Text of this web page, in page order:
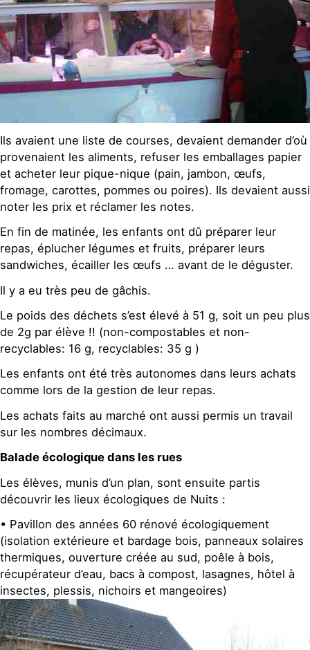
Ils avaient une liste de courses, devaient demander d’où
provenaient les aliments, refuser les emballages papier
et acheter leur pique-nique (pain, jambon, œufs,
fromage, carottes, pommes ou poires). Ils devaient aussi
noter les prix et réclamer les notes.
En fin de matinée, les enfants ont dû préparer leur
repas, éplucher légumes et fruits, préparer leurs
sandwiches, écailler les œufs … avant de le déguster.
Il y a eu très peu de gâchis.
Le poids des déchets s’est élevé à 51 g, soit un peu plus
de 2g par élève !! (non-compostables et non-
recyclables: 16 g, recyclables: 35 g )
Les enfants ont été très autonomes dans leurs achats
comme lors de la gestion de leur repas.
Les achats faits au marché ont aussi permis un travail
sur les nombres décimaux.
Balade écologique dans les rues
Les élèves, munis d’un plan, sont ensuite partis
découvrir les lieux écologiques de Nuits :
• Pavillon des années 60 rénové écologiquement
(isolation extérieure et bardage bois, panneaux solaires
thermiques, ouverture créée au sud, poêle à bois,
récupérateur d’eau, bacs à compost, lasagnes, hôtel à
insectes, plessis, nichoirs et mangeoires)